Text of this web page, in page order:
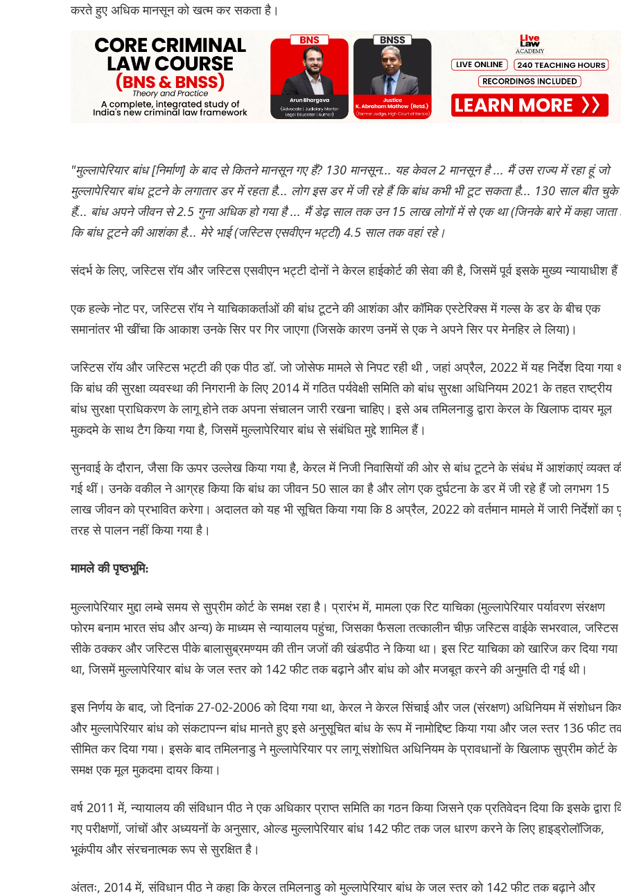
करते हुए अधिक मानसून को खत्म कर सकता है।
"मुल्लापेरियार बांध [निर्माण] के बाद से कितने मानसून गए हैं? 130 मानसून... यह केवल 2 मानसून है ... मैं उस राज्य में रहा हूं जो
मुल्लापेरियार बांध टूटने के लगातार डर में रहता है... लोग इस डर में जी रहे हैं कि बांध कभी भी टूट सकता है... 130 साल बीत चुके
हैं... बांध अपने जीवन से 2.5 गुना अधिक हो गया है ... मैं डेढ़ साल तक उन 15 लाख लोगों में से एक था (जिनके बारे में कहा जाता
कि बांध टूटने की आशंका है... मेरे भाई (जस्टिस एसवीएन भट्टी) 4.5 साल तक वहां रहे।
संदर्भ के लिए, जस्टिस रॉय और जस्टिस एसवीएन भट्टी दोनों ने केरल हाईकोर्ट की सेवा की है, जिसमें पूर्व इसके मुख्य न्यायाधीश
एक हल्के नोट पर, जस्टिस रॉय ने याचिकाकर्ताओं की बांध टूटने की आशंका और कॉमिक एस्टेरिक्स में गल्स के डर के बीच एक
समानांतर भी खींचा कि आकाश उनके सिर पर गिर जाएगा (जिसके कारण उनमें से एक ने अपने सिर पर मेनहिर ले लिया)।
जस्टिस रॉय और जस्टिस भट्टी की एक पीठ डॉ. जो जोसेफ मामले से निपट रही थी , जहां अप्रैल, 2022 में यह निर्देश दिया गया
कि बांध की सुरक्षा व्यवस्था की निगरानी के लिए 2014 में गठित पर्यवेक्षी समिति को बांध सुरक्षा अधिनियम 2021 के तहत राष्ट्रीय
बांध सुरक्षा प्राधिकरण के लागू होने तक अपना संचालन जारी रखना चाहिए। इसे अब तमिलनाडु द्वारा केरल के खिलाफ दायर मूल
मुकदमे के साथ टैग किया गया है, जिसमें मुल्लापेरियार बांध से संबंधित मुद्दे शामिल हैं।
सुनवाई के दौरान, जैसा कि ऊपर उल्लेख किया गया है, केरल में निजी निवासियों की ओर से बांध टूटने के संबंध में आशंकाएं व्यक्त
गई थीं। उनके वकील ने आग्रह किया कि बांध का जीवन 50 साल का है और लोग एक दुर्घटना के डर में जी रहे हैं जो लगभग 15
लाख जीवन को प्रभावित करेगा। अदालत को यह भी सूचित किया गया कि 8 अप्रैल, 2022 को वर्तमान मामले में जारी निर्देशों का
तरह से पालन नहीं किया गया है।
मामले की पृष्ठभूमि:
मुल्लापेरियार मुद्दा लम्बे समय से सुप्रीम कोर्ट के समक्ष रहा है। प्रारंभ में, मामला एक रिट याचिका (मुल्लापेरियार पर्यावरण संरक्षण
फोरम बनाम भारत संघ और अन्य) के माध्यम से न्यायालय पहुंचा, जिसका फैसला तत्कालीन चीफ़ जस्टिस वाईके सभरवाल, जस्टिस
सीके ठक्कर और जस्टिस पीके बालासुब्रमण्यम की तीन जजों की खंडपीठ ने किया था। इस रिट याचिका को खारिज कर दिया गया
था, जिसमें मुल्लापेरियार बांध के जल स्तर को 142 फीट तक बढ़ाने और बांध को और मजबूत करने की अनुमति दी गई थी।
इस निर्णय के बाद, जो दिनांक 27-02-2006 को दिया गया था, केरल ने केरल सिंचाई और जल (संरक्षण) अधिनियम में संशोधन
और मुल्लापेरियार बांध को संकटापन्न बांध मानते हुए इसे अनुसूचित बांध के रूप में नामोद्दिष्ट किया गया और जल स्तर 136 फीट
सीमित कर दिया गया। इसके बाद तमिलनाडु ने मुल्लापेरियार पर लागू संशोधित अधिनियम के प्रावधानों के खिलाफ सुप्रीम कोर्ट के
समक्ष एक मूल मुकदमा दायर किया।
वर्ष 2011 में, न्यायालय की संविधान पीठ ने एक अधिकार प्राप्त समिति का गठन किया जिसने एक प्रतिवेदन दिया कि इसके द्वारा
गए परीक्षणों, जांचों और अध्ययनों के अनुसार, ओल्ड मुल्लापेरियार बांध 142 फीट तक जल धारण करने के लिए हाइड्रोलॉजिक,
भूकंपीय और संरचनात्मक रूप से सुरक्षित है।
अंततः, 2014 में, संविधान पीठ ने कहा कि केरल तमिलनाडु को मुल्लापेरियार बांध के जल स्तर को 142 फीट तक बढ़ाने और